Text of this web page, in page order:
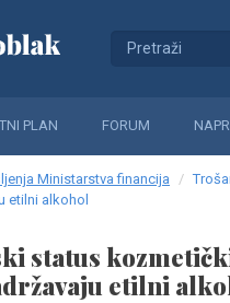
PLAN FORUM
Ministarstva financija
etilni alkohol
status
etilni